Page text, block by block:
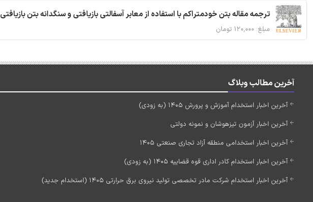
ترجمه مقاله بتن خودمتراکم با استفاده از معابر آسفالتی بازیافتی و سنگدانه بتن بازیافتی
مبلغ: ۱۲۰,۰۰۰ تومان
آخرین مطالب وبلاگ
آخرین اخبار استخدام آموزش و پرورش 1405 (به زودی)
آخرین اخبار آزمون تیزهوشان و نمونه دولتی
آخرین اخبار استخدامی منطقه آزاد تجاری صنعتی 1405
آخرین اخبار استخدام کادر اداری قوه قضاییه 1405 (به زودی)
آخرین اخبار استخدام شرکت مادر تخصصی تولید نیروی برق حرارتی 1405 (استخدام جدید)